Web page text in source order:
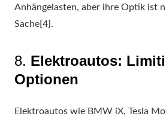
Anhängelasten, aber ihre Optik ist
Sache[4].
8. Elektroautos:
Optionen
Elektroautos wie BMW iX, Tesla